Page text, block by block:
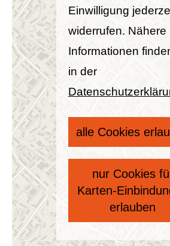
Einwilligung
widerrufen. Nähere
Informationen
in der
alle Cookies
nur Cookies
Karten-
erlauben